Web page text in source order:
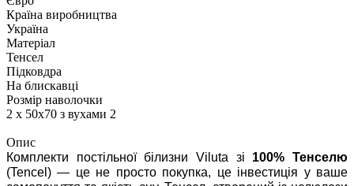
Країна виробництва
Україна
Матеріал
Тенсел
Підковдра
На блискавці
Розмір наволочки
2 х 50х70 з вухами 2
Опис
Комплекти постільної білизни Viluta зі 100% Тенселю
(Tencel) — це не просто покупка, це інвестиція у ваше